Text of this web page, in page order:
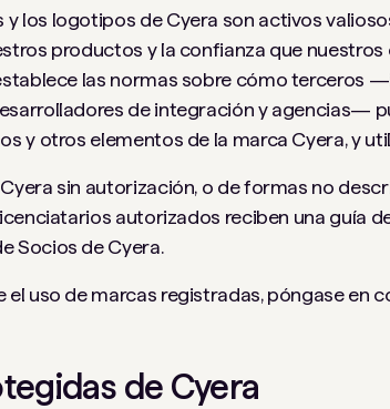
y los logotipos de Cyera son activos
productos y la confianza que
las normas sobre cómo terceros
de integración y agencias—
y otros elementos de la marca Cyera, y
sin autorización, o de formas no
autorizados reciben una guía
Socios de Cyera.
el uso de marcas registradas, póngase en
de Cyera